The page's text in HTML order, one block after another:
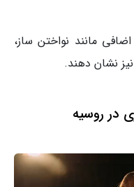
مانند نواختن ساز،
نشان دهند.
در روسیه